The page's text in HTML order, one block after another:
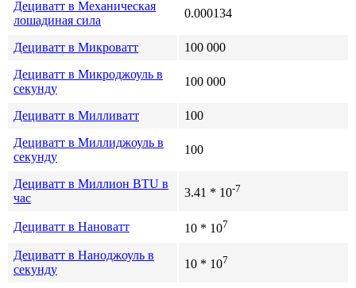
Дециватт в Механическая
лошадиная сила
0.000134
Дециватт в Микроватт
100 000
Дециватт в Микроджоуль в
секунду
100 000
Дециватт в Милливатт
100
Дециватт в Миллиджоуль в
секунду
100
Дециватт в Миллион BTU в
час
3.41 * 10-7
Дециватт в Нановатт 10 * 107
Дециватт в Наноджоуль в
секунду
10 * 107